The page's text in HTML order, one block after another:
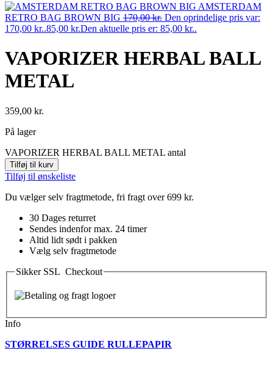
AMSTERDAM
RETRO BAG BROWN BIG 170,00kr. Den oprindelige pris var:
170,00 kr..85,00 kr.Den aktuelle pris er: 85,00 kr..
VAPORIZER HERBAL BALL
METAL
359,00 kr.
På lager
VAPORIZER HERBAL BALL METAL antal
Tilføj til kurv
Tilføj til ønskeliste
Du vælger selv fragtmetode, fri fragt over 699 kr.
30 Dages returret
Sendes indenfor max. 24 timer
Altid lidt sødt i pakken
Vælg selv fragtmetode
Sikker SSL Checkout
Info
STØRRELSES GUIDE RULLEPAPIR